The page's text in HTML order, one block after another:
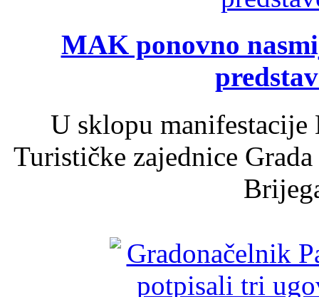
MAK ponovno
U sklopu
Turističke zajednice